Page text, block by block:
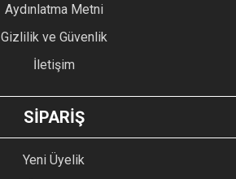
Aydınlatma Metni
Gizlilik ve Güvenlik
İletişim
SİPARİŞ
Yeni Üyelik